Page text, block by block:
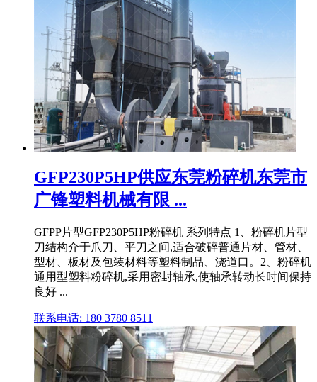
GFP230P5HP供应东莞粉碎机东莞市
广锋塑料机械有限 ...
GFPP片型GFP230P5HP粉碎机 系列特点 1、粉碎机片型
刀结构介于爪刀、平刀之间,适合破碎普通片材、管材、
型材、板材及包装材料等塑料制品、浇道口。2、粉碎机
通用型塑料粉碎机,采用密封轴承,使轴承转动长时间保持
良好 ...
联系电话: 180 3780 8511